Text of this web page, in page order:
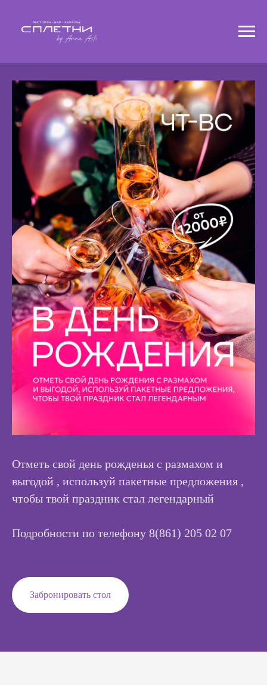
Отметь свой день рожденья с размахом и
выгодой , используй пакетные предложения ,
чтобы твой праздник стал легендарный
Подробности по телефону 8(861) 205 02 07
Забронировать стол